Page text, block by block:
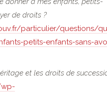
de droits ?
particulier/questions/
petits-enfants-sans-
et les droits de